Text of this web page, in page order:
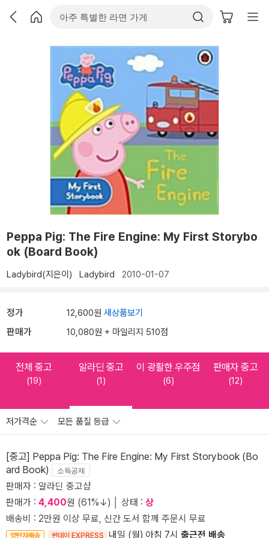
Peppa Pig: The Fire Engine: My First Storybo
ok (Board Book)
Ladybird(지은이) Ladybird 2010-01-07
정가 12,600원 새상품보기
판매가 10,080원 + 마일리지 510점
전체 중고
(19)
알라딘 중고
(1)
이 광활한 우주점
(6)
판매자 중고
(12)
저가격순 모든 품질 등급
[중고] Peppa Pig: The Fire Engine: My First Storybook (Bo
ard Book)
소득공제
판매자 : 알라딘 중고샵
판매가 : 4,400원 (61%↓) │ 상태 : 상
배송비 : 2만원 이상 무료, 신간 도서 함께 주문시 무료
양탄자배송 썬데이 EXPRESS 내일 (월) 아침 7시 출근전 배송